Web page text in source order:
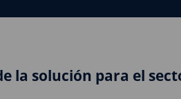
la solución para el